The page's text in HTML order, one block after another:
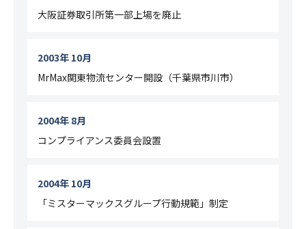
大阪証券取引所第一部上場を廃止
2003年 10月
MrMax関東物流センター開設（千葉県市川市）
2004年 8月
コンプライアンス委員会設置
2004年 10月
「ミスターマックスグループ行動規範」制定